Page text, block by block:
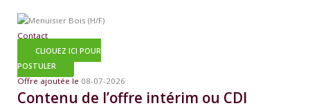
Offres d'emploi
Candidats
Contact
CLIQUEZ ICI POUR
POSTULER
Offre ajoutée le 08-07-2026
Contenu de l’offre intérim ou CDI